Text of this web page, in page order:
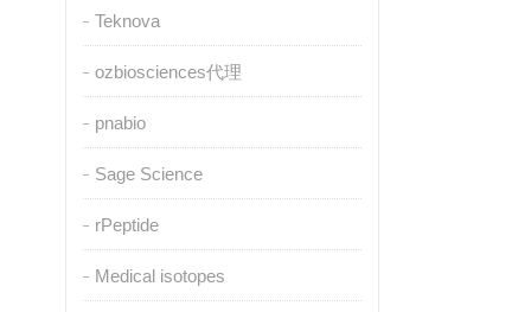
Teknova
ozbiosciences代理
pnabio
Sage Science
rPeptide
Medical isotopes